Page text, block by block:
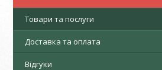
Товари та послуги
Доставка та оплата
Відгуки